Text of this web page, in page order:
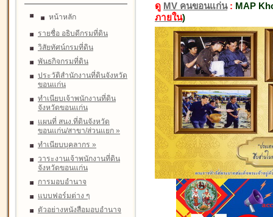
หน้าหลัก
รายชื่อ อธิบดีกรมที่ดิน
วิสัยทัศน์กรมที่ดิน
พันธกิจกรมที่ดิน
ประวัติสำนักงานที่ดินจังหวัด
ขอนแก่น
ทำเนียบเจ้าพนักงานที่ดิน
จังหวัดขอนแก่น
แผนที่ สนง.ที่ดินจังหวัด
ขอนแก่น/สาขา/ส่วนแยก »
ทำเนียบบุคลากร »
วาระงานเจ้าพนักงานที่ดิน
จังหวัดขอนแก่น
การมอบอำนาจ
แบบฟอร์มต่าง ๆ
ตัวอย่างหนังสือมอบอำนาจ
ดู MV คนขอนแก่น: MAP
ภายใน)